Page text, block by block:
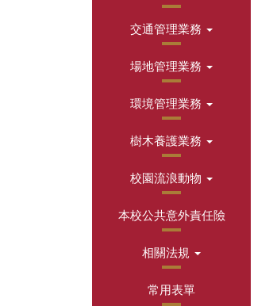
交通管理業務
場地管理業務
環境管理業務
樹木養護業務
校園流浪動物
本校公共意外責任險
相關法規
常用表單